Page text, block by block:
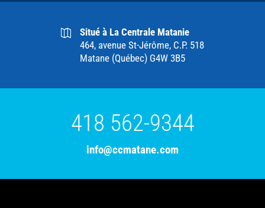
Situé à La Centrale Matanie
464, avenue St-Jérôme, C.P. 518
Matane (Québec) G4W 3B5
418 562-9344
info@ccmatane.com